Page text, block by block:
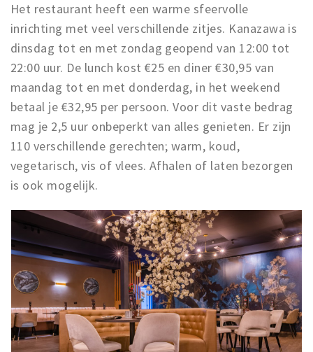
Het restaurant heeft een warme sfeervolle
inrichting met veel verschillende zitjes. Kanazawa is
dinsdag tot en met zondag geopend van 12:00 tot
22:00 uur. De lunch kost €25 en diner €30,95 van
maandag tot en met donderdag, in het weekend
betaal je €32,95 per persoon. Voor dit vaste bedrag
mag je 2,5 uur onbeperkt van alles genieten. Er zijn
110 verschillende gerechten; warm, koud,
vegetarisch, vis of vlees. Afhalen of laten bezorgen
is ook mogelijk.